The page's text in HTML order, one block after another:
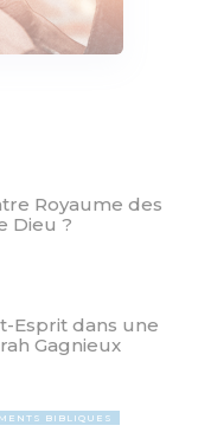
Royaume des
Dieu ?
Esprit dans une
Gagnieux
BIBLIQUES